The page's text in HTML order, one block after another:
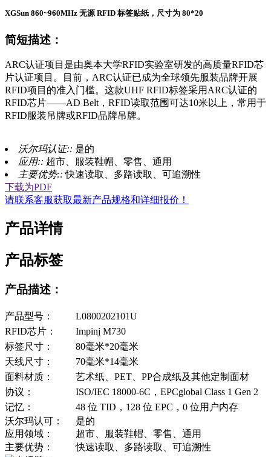
XGSun 860~960MHz 无源 RFID 标签贴纸，尺寸为 80*20
简短描述：
ARC认证项目是由奥本大学RFID实验室研发的高质量RFID芯
片认证项目。目前，ARC认证已成为全球领先服装品牌开展
RFID项目的准入门槛。这款UHF RFID标签采用ARC认证的
RFID芯片——AD Belt，RFID读取范围可达10米以上，常用于
RFID服装吊牌或RFID品牌吊牌。
沃尔玛认证:: 是的
应用:: 超市、服装鞋帽、零售、通用
主要优势::快速读取、多路读取、可追溯性
下载为PDF
请联系客服获取最新产品规格和详细报价！
产品详情
产品标签
产品描述：
产品型号：
L0800202101U
RFID芯片：
Impinj M730
标签尺寸：
80毫米*20毫米
天线尺寸：
70毫米*14毫米
面料材质：
艺术纸、PET、PP合成纸及其他定制面材
协议：
ISO/IEC 18000-6C，EPCglobal Class 1 Gen 2
记忆：
48 位 TID，128 位 EPC，0 位用户内存
沃尔玛认可：
是的
应用领域：
超市、服装鞋帽、零售、通用
主要优势：
快速读取、多路读取、可追溯性